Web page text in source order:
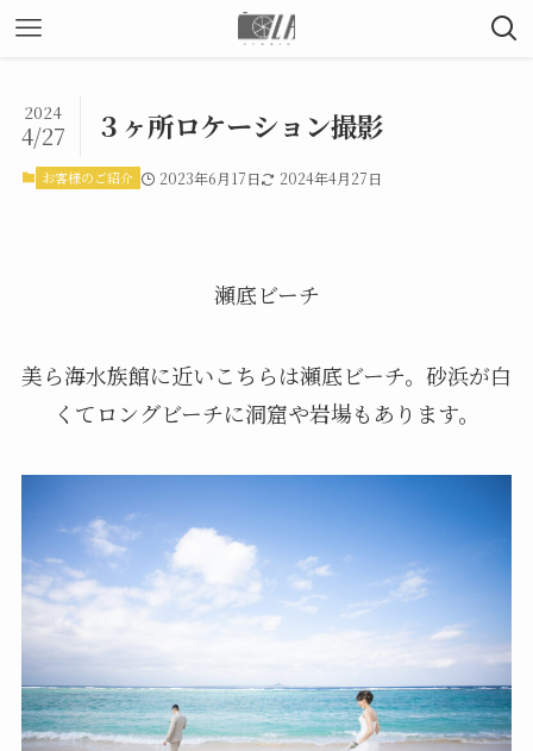
３ヶ所ロケーション撮影
2024
4/27
お客様のご紹介 2023年6月17日 2024年4月27日
瀬底ビーチ
美ら海水族館に近いこちらは瀬底ビーチ。砂浜が白
くてロングビーチに洞窟や岩場もあります。